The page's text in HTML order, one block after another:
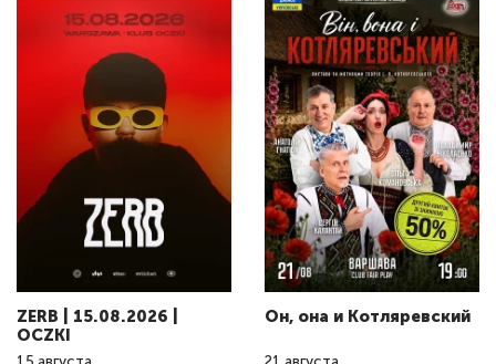
ZERB | 15.08.2026 |
OCZKI
Он, она и Котляревский